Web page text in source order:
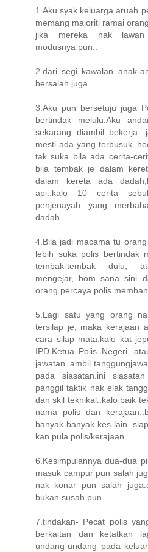
1.Aku syak keluarga aruah
memang majoriti ramai
jika mereka nak lawan
modusnya pun..
2.dari segi kawalan anak-
bersalah juga.
3.Aku pun bersetuju juga
bertindak melulu.Aku
sekarang diambil bekerja.
mesti ada yang
tak suka bila ada cerita-
bila tembak je dalam
dalam kereta ada
api..kalo 10 cerita
penjenayah yang
dadah.
4.Bila jadi macama tu
lebih suka polis bertindak
tembak-tembak dulu,
mengejar, bom sana sini
orang percaya polis
5.Lagi satu yang orang
tersilap je, maka kerajaan
cara silap mata.kalo kat
IPD,Ketua Polis Negeri,
jawatan..ambil
pada siasatan.ini
panggil taktik nak elak
dan skil teknikal..kalo baik
nama polis dan
banyak-banyak kes lain.
kan pula polis/kerajaan.
6.Kesimpulannya dua-dua
masuk campur pun salah
nak konar pun salah
bukan susah pun.
7.tindakan- Pecat polis
berkaitan dan ketatkan
undang-undang pada